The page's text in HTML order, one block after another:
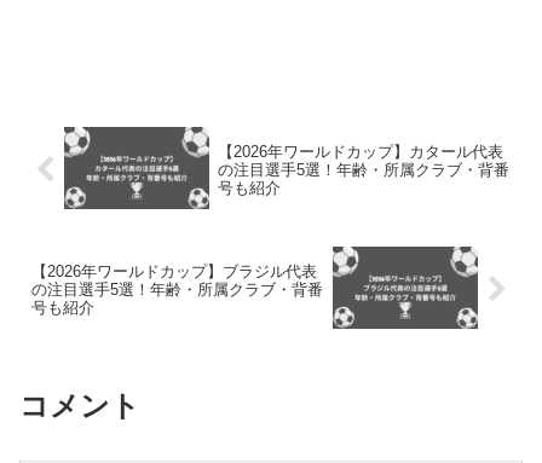
【2026年ワールドカップ】カタール代表
の注目選手5選！年齢・所属クラブ・背番
号も紹介
【2026年ワールドカップ】ブラジル代表
の注目選手5選！年齢・所属クラブ・背番
号も紹介
コメント